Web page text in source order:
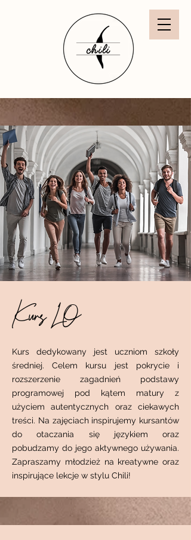
Kurs LO
Kurs dedykowany jest uczniom szkoły
średniej. Celem kursu jest pokrycie i
rozszerzenie zagadnień podstawy
programowej pod kątem matury z
użyciem autentycznych oraz ciekawych
treści. Na zajęciach inspirujemy kursantów
do otaczania się językiem oraz
pobudzamy do jego aktywnego używania.
Zapraszamy młodzież na kreatywne oraz
inspirujące lekcje w stylu Chili!